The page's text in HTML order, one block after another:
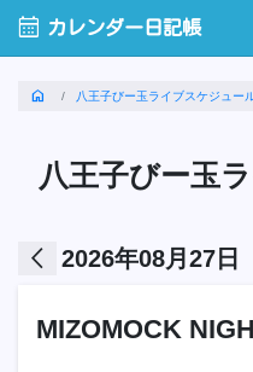
calendar_month カレンダー日記帳
home 八王子びー玉ライブスケジュー
八王子びー玉
arrow_back_ios 2026年08月27日
MIZOMOCK